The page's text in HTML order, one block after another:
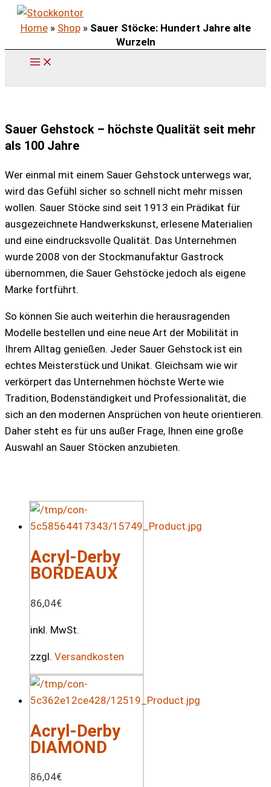
Zum
InhaltHome» Shop» Sauer Stöcke: Hundert Jahre alte
Wurzeln
Sauer Gehstock – höchste Qualität seit mehr
als 100 Jahre
Wer einmal mit einem Sauer Gehstock unterwegs war,
wird das Gefühl sicher so schnell nicht mehr missen
wollen. Sauer Stöcke sind seit 1913 ein Prädikat für
ausgezeichnete Handwerkskunst, erlesene Materialien
und eine eindrucksvolle Qualität. Das Unternehmen
wurde 2008 von der Stockmanufaktur Gastrock
übernommen, die Sauer Gehstöcke jedoch als eigene
Marke fortführt.
So können Sie auch weiterhin die herausragenden
Modelle bestellen und eine neue Art der Mobilität in
Ihrem Alltag genießen. Jeder Sauer Gehstock ist ein
echtes Meisterstück und Unikat. Gleichsam wie wir
verkörpert das Unternehmen höchste Werte wie
Tradition, Bodenständigkeit und Professionalität, die
sich an den modernen Ansprüchen von heute orientieren.
Daher steht es für uns außer Frage, Ihnen eine große
Auswahl an Sauer Stöcken anzubieten.
Acryl-Derby
BORDEAUX
86,04€
inkl. MwSt.
zzgl. Versandkosten
Acryl-Derby
DIAMOND
86,04€